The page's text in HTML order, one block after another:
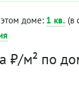
доме: 1 кв. (в
₽/м² по